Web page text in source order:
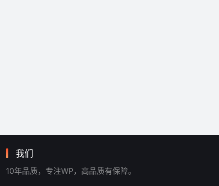
我们
10年品质，专注WP，高品质有保障。